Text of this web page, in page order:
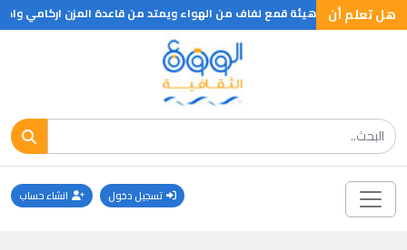
هل تعلم أن
قمع لفاف من الهواء ويمتد من قاعدة المزن اركامي واذا ما وصل القمع الى سطح الارض فانه يصبح اكثر الاعاصير تدميرا فقد
تسجيل دخول انشاء حساب